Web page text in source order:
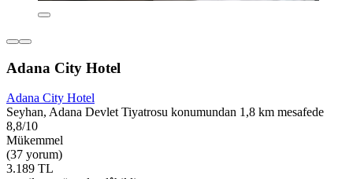
Adana City Hotel
Adana City Hotel
Seyhan, Adana Devlet Tiyatrosu konumundan 1,8 km mesafede
8,8/10
Mükemmel
(37 yorum)
3.189 TL